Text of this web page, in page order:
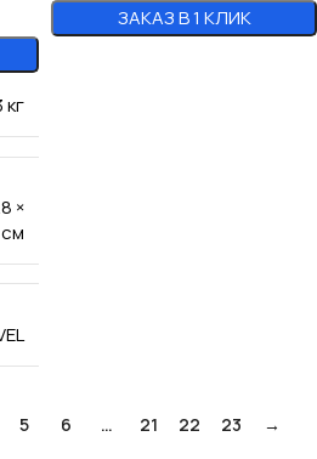
кг
×
ЗАКАЗ В 1 КЛИК
5 6 … 21 22 23 →